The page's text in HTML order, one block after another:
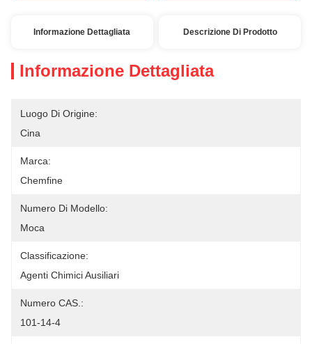
Informazione Dettagliata Descrizione Di Prodotto
Informazione Dettagliata
Luogo Di Origine:
Cina
Marca:
Chemfine
Numero Di Modello:
Moca
Classificazione:
Agenti Chimici Ausiliari
Numero CAS.:
101-14-4